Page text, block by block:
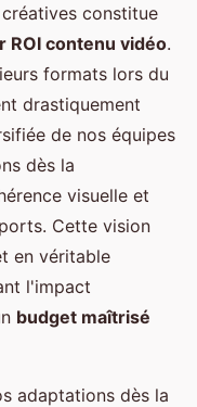
constitue
ROI contenu vidéo.
formats lors du
drastiquement
de nos équipes
dès la
visuelle et
Cette vision
en véritable
l'impact
budget maîtrisé
adaptations dès la